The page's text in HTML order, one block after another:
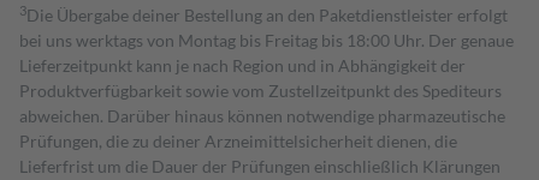
3Die Übergabe deiner Bestellung an den Paketdienstleister erfolgt
bei uns werktags von Montag bis Freitag bis 18:00 Uhr. Der genaue
Lieferzeitpunkt kann je nach Region und in Abhängigkeit der
Produktverfügbarkeit sowie vom Zustellzeitpunkt des Spediteurs
abweichen. Darüber hinaus können notwendige pharmazeutische
Prüfungen, die zu deiner Arzneimittelsicherheit dienen, die
Lieferfrist um die Dauer der Prüfungen einschließlich Klärungen